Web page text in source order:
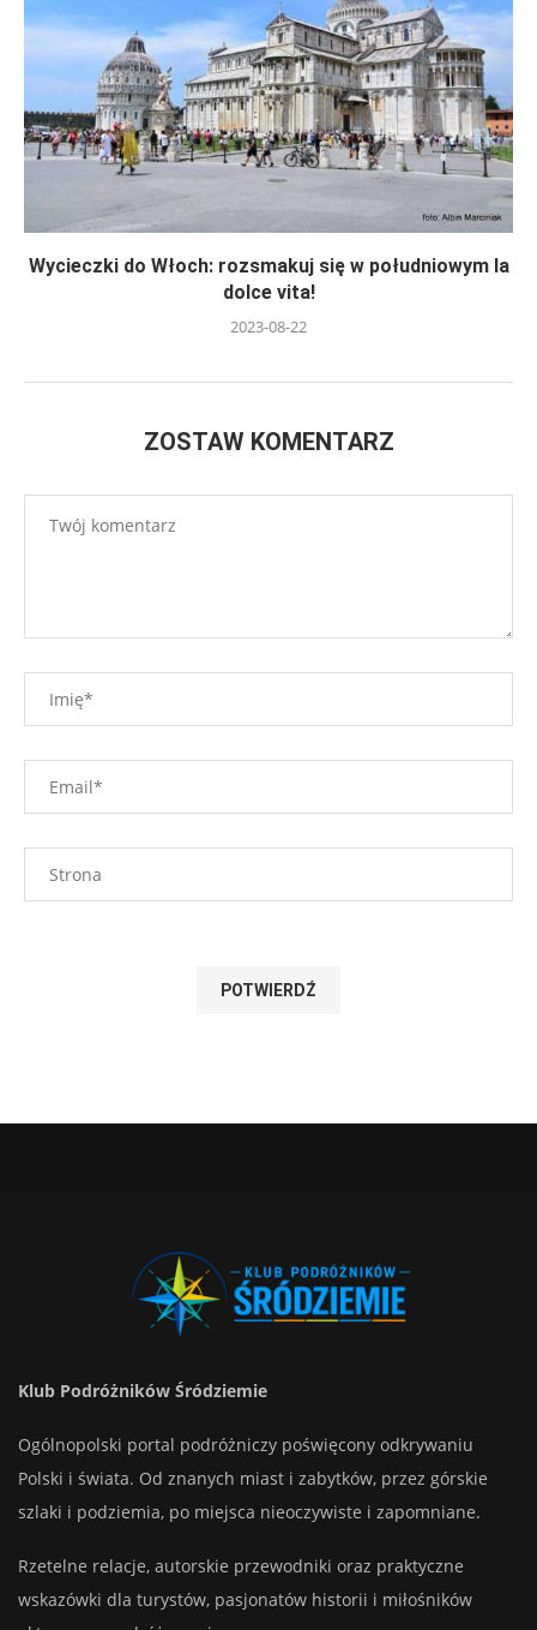
Wycieczki do Włoch: rozsmakuj się w południowym la
dolce vita!
2023-08-22
ZOSTAW KOMENTARZ
Klub Podróżników Śródziemie
Ogólnopolski portal podróżniczy poświęcony odkrywaniu
Polski i świata. Od znanych miast i zabytków, przez górskie
szlaki i podziemia, po miejsca nieoczywiste i zapomniane.
Rzetelne relacje, autorskie przewodniki oraz praktyczne
wskazówki dla turystów, pasjonatów historii i miłośników